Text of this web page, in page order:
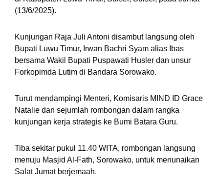
(13/6/2025).
Kunjungan Raja Juli Antoni disambut langsung oleh
Bupati Luwu Timur, Irwan Bachri Syam alias Ibas
bersama Wakil Bupati Puspawati Husler dan unsur
Forkopimda Lutim di Bandara Sorowako.
Turut mendampingi Menteri, Komisaris MIND ID Grace
Natalie dan sejumlah rombongan dalam rangka
kunjungan kerja strategis ke Bumi Batara Guru.
Tiba sekitar pukul 11.40 WITA, rombongan langsung
menuju Masjid Al-Fath, Sorowako, untuk menunaikan
Salat Jumat berjemaah.